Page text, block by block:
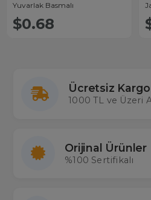
Yuvarlak Basmalı
$0.68
Ücretsiz Kargo
1000 TL ve Üzeri
Orijinal Ürünler
%100 Sertifikalı